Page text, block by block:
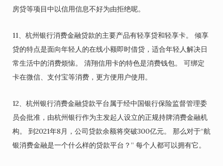
房贷等项目中以信用信息不好为由拒绝呢。
11、杭州银行消费金融贷款的主要产品有轻享贷和轻享卡。 倾享
贷的特点是面向年轻人的在线小额即时借贷，适合年轻人解决日
常生活中的消费烦恼。 清翔信用卡的特色是消费钱包。 可绑定
卡在微信、支付宝等消费，更方便用户使用。
12、杭州银行消费金融贷款平台属于经中国银行保险监督管理委
员会批准，由杭州银行作为主发起人设立的正规持牌消费金融机
构。 到2021年8月，公司贷款余额将突破300亿元。 那么对于“航
银消费金融是一个什么样的贷款平台？” 每个人都可以拥有它。